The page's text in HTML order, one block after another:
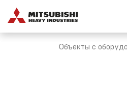
Объекты с